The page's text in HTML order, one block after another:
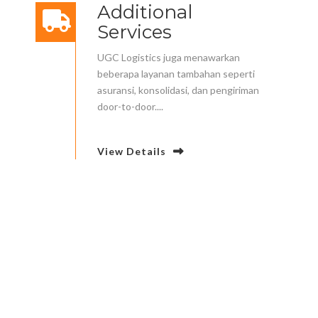
Additional
Services
UGC Logistics juga menawarkan
beberapa layanan tambahan seperti
asuransi, konsolidasi, dan pengiriman
door-to-door....
View Details